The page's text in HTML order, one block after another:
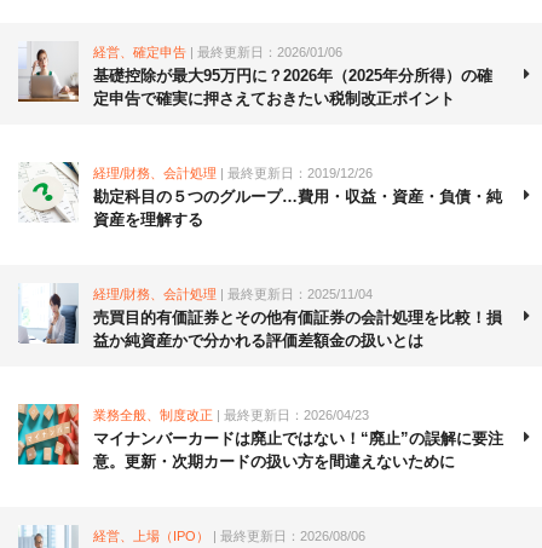
経営、確定申告 | 最終更新日：2026/01/06
基礎控除が最大95万円に？2026年（2025年分所得）の確
定申告で確実に押さえておきたい税制改正ポイント
経理/財務、会計処理 | 最終更新日：2019/12/26
勘定科目の５つのグループ…費用・収益・資産・負債・純
資産を理解する
経理/財務、会計処理 | 最終更新日：2025/11/04
売買目的有価証券とその他有価証券の会計処理を比較！損
益か純資産かで分かれる評価差額金の扱いとは
業務全般、制度改正 | 最終更新日：2026/04/23
マイナンバーカードは廃止ではない！“廃止”の誤解に要注
意。更新・次期カードの扱い方を間違えないために
経営、上場（IPO） | 最終更新日：2026/08/06